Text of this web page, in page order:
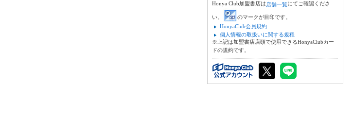
Honya Club加盟書店は店舗一覧にてご確認くださ
い。
のマークが目印です。
HonyaClub会員規約
個人情報の取扱いに関する規程
※上記は加盟書店店頭で使用できるHonyaClubカー
ドの規約です。